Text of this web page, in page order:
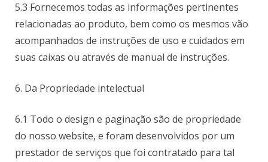
5.3 Fornecemos todas as informações pertinentes
relacionadas ao produto, bem como os mesmos vão
acompanhados de instruções de uso e cuidados em
suas caixas ou através de manual de instruções.
6. Da Propriedade intelectual
6.1 Todo o design e paginação são de propriedade
do nosso website, e foram desenvolvidos por um
prestador de serviços que foi contratado para tal